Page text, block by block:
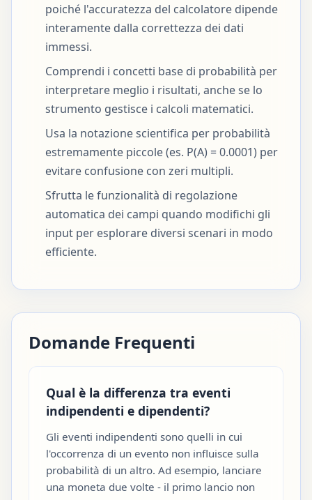
poiché l'accuratezza del calcolatore dipende
interamente dalla correttezza dei dati
immessi.
Comprendi i concetti base di probabilità per
interpretare meglio i risultati, anche se lo
strumento gestisce i calcoli matematici.
Usa la notazione scientifica per probabilità
estremamente piccole (es. P(A) = 0.0001) per
evitare confusione con zeri multipli.
Sfrutta le funzionalità di regolazione
automatica dei campi quando modifichi gli
input per esplorare diversi scenari in modo
efficiente.
Domande Frequenti
Qual è la differenza tra eventi
indipendenti e dipendenti?
Gli eventi indipendenti sono quelli in cui
l'occorrenza di un evento non influisce sulla
probabilità di un altro. Ad esempio, lanciare
una moneta due volte - il primo lancio non